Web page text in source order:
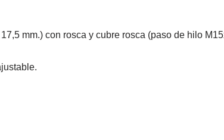
mm.) con rosca y cubre rosca (paso de hilo